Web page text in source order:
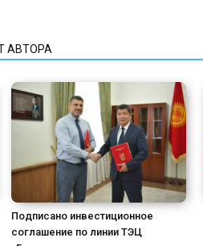
АВТОРА
Подписано инвестиционное
соглашение по линии ТЭЦ